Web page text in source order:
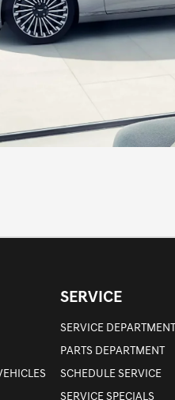
SERVICE
SERVICE DEPARTMENT
PARTS DEPARTMENT
SCHEDULE SERVICE
SERVICE SPECIALS